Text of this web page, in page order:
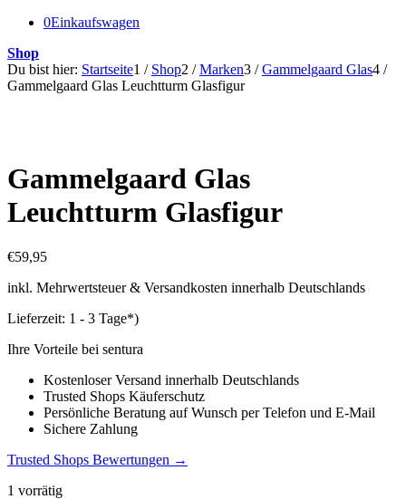
0Einkaufswagen
Shop
Du bist hier: Startseite1 / Shop2 / Marken3 / Gammelgaard Glas4 /
Gammelgaard Glas Leuchtturm Glasfigur
Gammelgaard Glas
Leuchtturm Glasfigur
€59,95
inkl. Mehrwertsteuer & Versandkosten innerhalb Deutschlands
Lieferzeit: 1 - 3 Tage*)
Ihre Vorteile bei sentura
Kostenloser Versand innerhalb Deutschlands
Trusted Shops Käuferschutz
Persönliche Beratung auf Wunsch per Telefon und E-Mail
Sichere Zahlung
Trusted Shops Bewertungen →
1 vorrätig